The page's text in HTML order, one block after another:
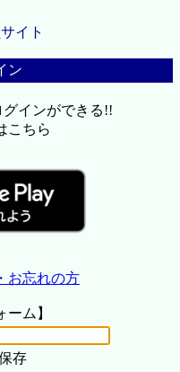
イト
ン
インができる!!
こちら
お忘れの方
ーム】
存